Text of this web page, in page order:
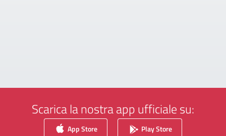
Scarica la nostra app ufficiale su:
App Store Play Store